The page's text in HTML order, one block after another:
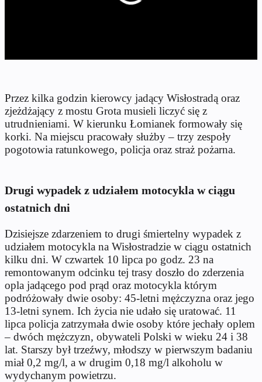
Przez kilka godzin kierowcy jadący Wisłostradą oraz
zjeżdżający z mostu Grota musieli liczyć się z
utrudnieniami. W kierunku Łomianek formowały się
korki. Na miejscu pracowały służby – trzy zespoły
pogotowia ratunkowego, policja oraz straż pożarna.
Drugi wypadek z udziałem motocykla w ciągu
ostatnich dni
Dzisiejsze zdarzeniem to drugi śmiertelny wypadek z
udziałem motocykla na Wisłostradzie w ciągu ostatnich
kilku dni. W czwartek 10 lipca po godz. 23 na
remontowanym odcinku tej trasy doszło do zderzenia
opla jadącego pod prąd oraz motocykla którym
podróżowały dwie osoby: 45-letni mężczyzna oraz jego
13-letni synem. Ich życia nie udało się uratować. 11
lipca policja zatrzymała dwie osoby które jechały oplem
– dwóch mężczyzn, obywateli Polski w wieku 24 i 38
lat. Starszy był trzeźwy, młodszy w pierwszym badaniu
miał 0,2 mg/l, a w drugim 0,18 mg/l alkoholu w
wydychanym powietrzu.